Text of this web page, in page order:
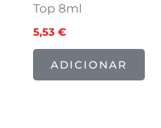
Top 8ml
5,53 €
ADICIONAR